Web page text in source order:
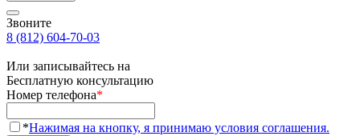
Звоните
8 (812) 604-70-03
Или записывайтесь на
Бесплатную консультацию
Номер телефона*
*Нажимая на кнопку, я принимаю условия соглашения.